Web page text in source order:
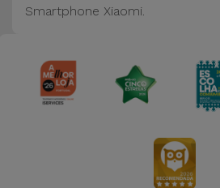
Kids
Ver
tudo
Smartphone Xiaomi.